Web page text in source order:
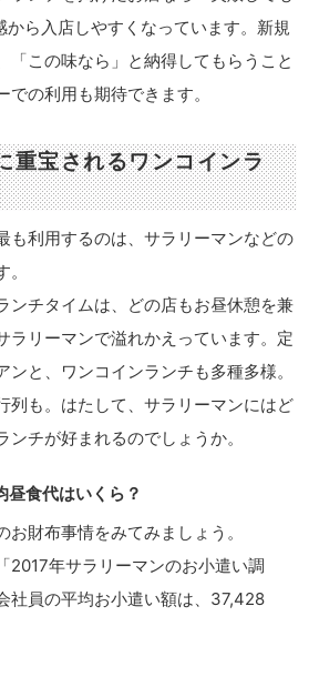
ら入店しやすくなっています。新規
「この味なら」と納得してもらうこと
の利用も期待できます。
重宝されるワンコインラ
も利用するのは、サラリーマンなどの
ンチタイムは、どの店もお昼休憩を兼
ラリーマンで溢れかえっています。定
ンと、ワンコインランチも多種多様。
列も。はたして、サラリーマンにはど
チが好まれるのでしょうか。
昼食代はいくら？
お財布事情をみてみましょう。
2017年サラリーマンのお小遣い調
社員の平均お小遣い額は、37,428